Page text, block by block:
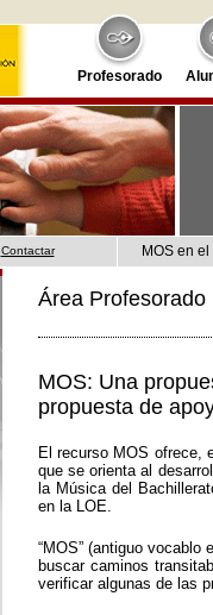
Profesorado
Contactar MOS en
Área
MOS: Una
propuesta de
El recurso MOS ofrece,
que se orienta al
la Música del
en la LOE.
“MOS” (antiguo
buscar caminos
verificar algunas de las